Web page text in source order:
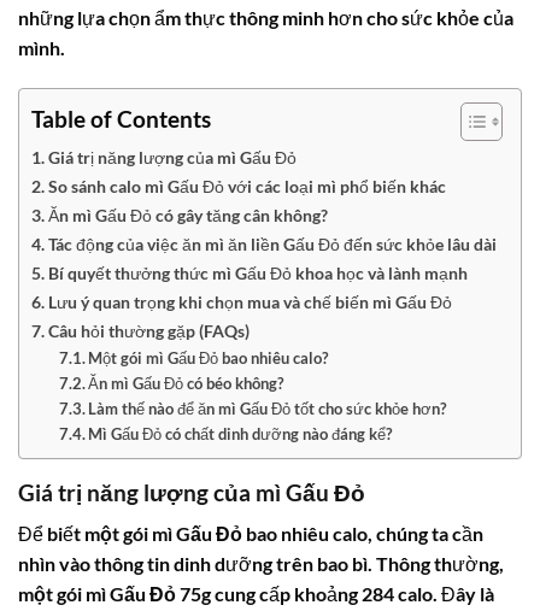
những lựa chọn ẩm thực thông minh hơn cho sức khỏe của
mình.
Table of Contents
Giá trị năng lượng của mì Gấu Đỏ
So sánh calo mì Gấu Đỏ với các loại mì phổ biến khác
Ăn mì Gấu Đỏ có gây tăng cân không?
Tác động của việc ăn mì ăn liền Gấu Đỏ đến sức khỏe lâu dài
Bí quyết thưởng thức mì Gấu Đỏ khoa học và lành mạnh
Lưu ý quan trọng khi chọn mua và chế biến mì Gấu Đỏ
Câu hỏi thường gặp (FAQs)
Một gói mì Gấu Đỏ bao nhiêu calo?
Ăn mì Gấu Đỏ có béo không?
Làm thế nào để ăn mì Gấu Đỏ tốt cho sức khỏe hơn?
Mì Gấu Đỏ có chất dinh dưỡng nào đáng kể?
Giá trị năng lượng của mì Gấu Đỏ
Để biết một gói mì Gấu Đỏ bao nhiêu calo, chúng ta cần
nhìn vào thông tin dinh dưỡng trên bao bì. Thông thường,
một gói mì Gấu Đỏ 75gcung cấp khoảng284 calo. Đây là